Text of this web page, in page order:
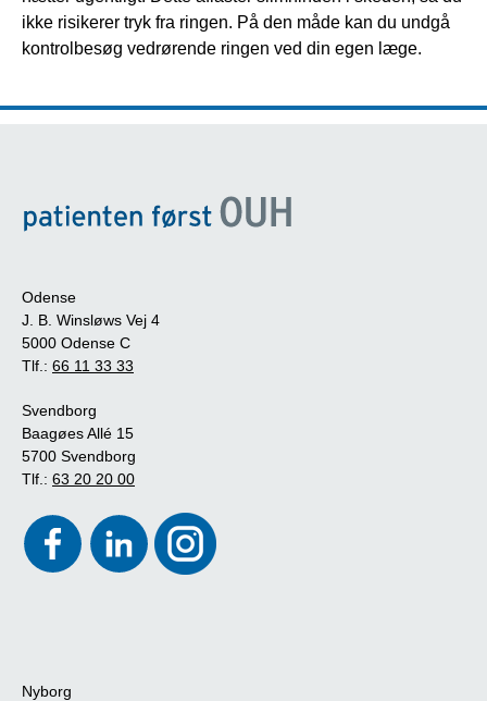
ikke risikerer tryk fra ringen. På den måde kan du undgå
kontrolbesøg vedrørende ringen ved din egen læge.
Odense
J. B. Winsløws Vej 4
5000 Odense C
Tlf.: 66 11 33 33
Svendborg
Baagøes Allé 15
5700 Svendborg
Tlf.: 63 20 20 00
Nyborg